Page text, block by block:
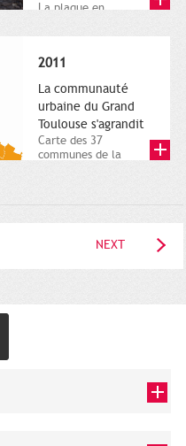
La plaque en
Charles-de-Gaulle.
2011
La communauté
urbaine du Grand
Toulouse s'agrandit
Carte des 37
communes de la
NEXT